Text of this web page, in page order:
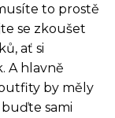
to prostě
se zkoušet
ať si
A hlavně
by měly
sami